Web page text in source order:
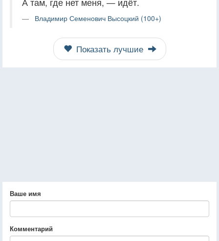
Владимир Семенович Высоцкий (100+)
Показать лучшие
Ваше имя
Комментарий